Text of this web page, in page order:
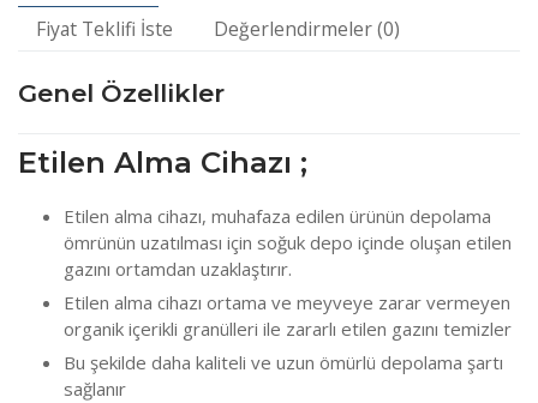
Fiyat Teklifi İste
Değerlendirmeler (0)
Genel Özellikler
Etilen Alma Cihazı ;
Etilen alma cihazı, muhafaza edilen ürünün depolama
ömrünün uzatılması için soğuk depo içinde oluşan etilen
gazını ortamdan uzaklaştırır.
Etilen alma cihazı ortama ve meyveye zarar vermeyen
organik içerikli granülleri ile zararlı etilen gazını temizler
Bu şekilde daha kaliteli ve uzun ömürlü depolama şartı
sağlanır